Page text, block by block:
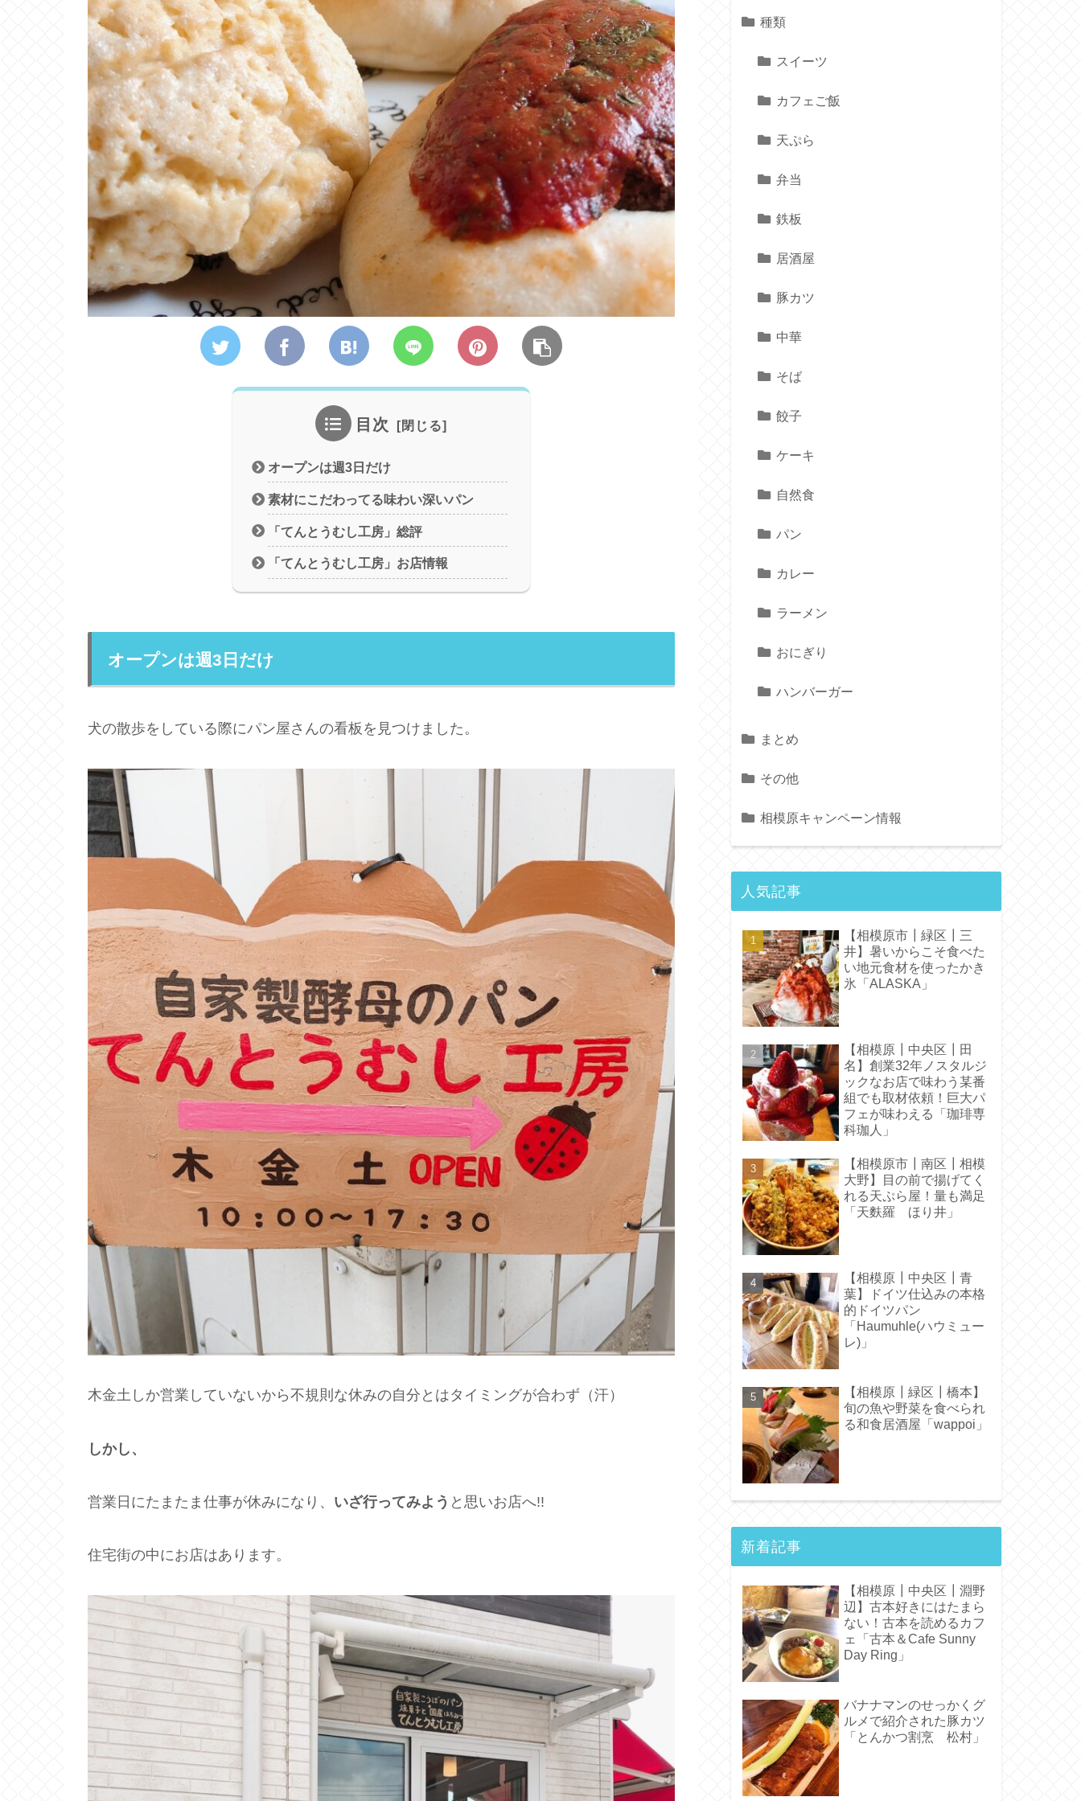
目次
オープンは週3日だけ
素材にこだわってる味わい深いパン
「てんとうむし工房」総評
「てんとうむし工房」お店情報
オープンは週3日だけ
犬の散歩をしている際にパン屋さんの看板を見つけました。
木金土しか営業していないから不規則な休みの自分とはタイミングが合わず（汗）
しかし、
営業日にたまたま仕事が休みになり、 いざ行ってみよう と思いお店へ!!
住宅街の中にお店はあります。
種類
スイーツ
カフェご飯
天ぷら
弁当
鉄板
居酒屋
豚カツ
中華
そば
餃子
ケーキ
自然食
パン
カレー
ラーメン
おにぎり
ハンバーガー
まとめ
その他
相模原キャンペーン情報
人気記事
【相模原市┃緑区┃三
井】暑いからこそ食べた
い地元食材を使ったかき
氷「ALASKA」
【相模原┃中央区┃田
名】創業32年ノスタルジ
ックなお店で味わう某番
組でも取材依頼！巨大パ
フェが味わえる「珈琲専
科珈人」
【相模原市┃南区┃相模
大野】目の前で揚げてく
れる天ぷら屋！量も満足
「天麩羅 ほり井」
【相模原┃中央区┃青
葉】ドイツ仕込みの本格
的ドイツパン
「Haumuhle(ハウミュー
レ)」
【相模原┃緑区┃橋本】
旬の魚や野菜を食べられ
る和食居酒屋「wappoi」
新着記事
【相模原┃中央区┃淵野
辺】古本好きにはたまら
ない！古本を読めるカフ
ェ「古本＆Cafe Sunny
Day Ring」
バナナマンのせっかくグ
ルメで紹介された豚カツ
「とんかつ割烹 松村」